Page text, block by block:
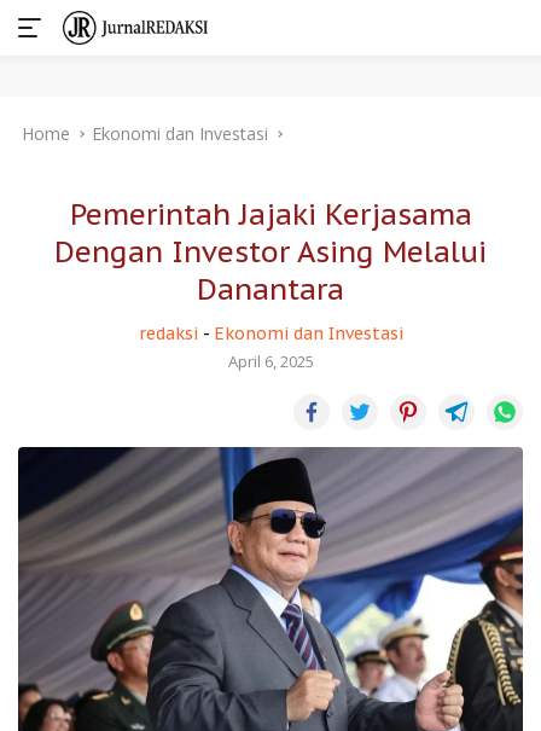
Home Ekonomi dan Investasi
Pemerintah Jajaki Kerjasama
Dengan Investor Asing Melalui
Danantara
redaksi - Ekonomi dan Investasi
April 6, 2025